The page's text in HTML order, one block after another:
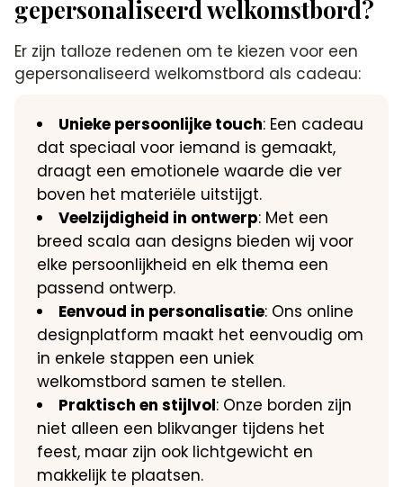
gepersonaliseerd welkomstbord?
Er zijn talloze redenen om te kiezen voor een
gepersonaliseerd welkomstbord als cadeau:
Unieke persoonlijke touch: Een cadeau
dat speciaal voor iemand is gemaakt,
draagt een emotionele waarde die ver
boven het materiële uitstijgt.
Veelzijdigheid in ontwerp: Met een
breed scala aan designs bieden wij voor
elke persoonlijkheid en elk thema een
passend ontwerp.
Eenvoud in personalisatie: Ons online
designplatform maakt het eenvoudig om
in enkele stappen een uniek
welkomstbord samen te stellen.
Praktisch en stijlvol: Onze borden zijn
niet alleen een blikvanger tijdens het
feest, maar zijn ook lichtgewicht en
makkelijk te plaatsen.